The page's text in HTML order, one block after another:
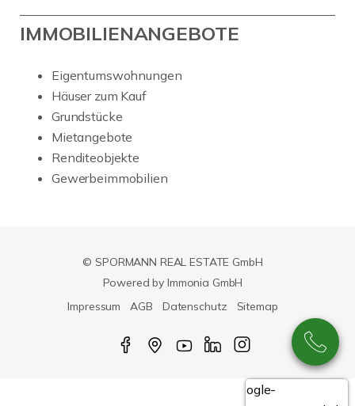
IMMOBILIENANGEBOTE
Eigentumswohnungen
Häuser zum Kauf
Grundstücke
Mietangebote
Renditeobjekte
Gewerbeimmobilien
© SPORMANN REAL ESTATE GmbH
Powered by Immonia GmbH
Impressum
AGB Datenschutz Sitemap
Google-